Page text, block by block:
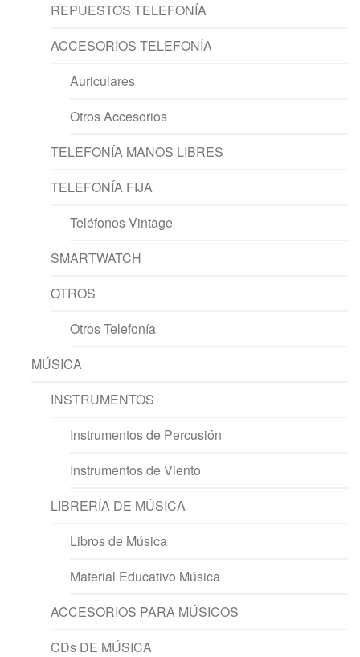
REPUESTOS TELEFONÍA
ACCESORIOS TELEFONÍA
Auriculares
Otros Accesorios
TELEFONÍA MANOS LIBRES
TELEFONÍA FIJA
Teléfonos Vintage
SMARTWATCH
OTROS
Otros Telefonía
MÚSICA
INSTRUMENTOS
Instrumentos de Percusión
Instrumentos de Viento
LIBRERÍA DE MÚSICA
Libros de Música
Material Educativo Música
ACCESORIOS PARA MÚSICOS
CDs DE MÚSICA